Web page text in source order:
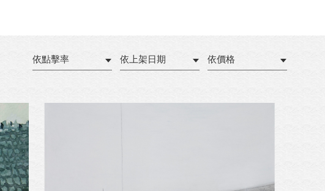
依點擊率 依上架日期 依價格